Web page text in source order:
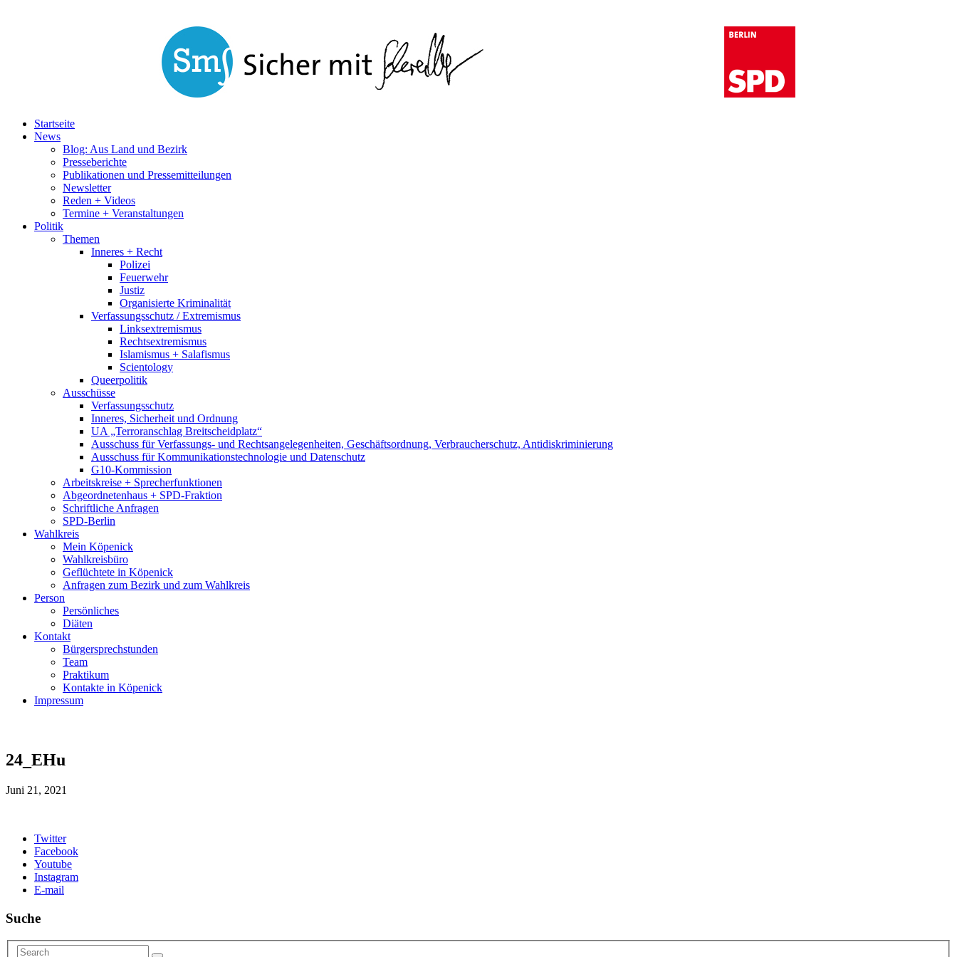
Startseite
News
Blog: Aus Land und Bezirk
Presseberichte
Publikationen und Pressemitteilungen
Newsletter
Reden + Videos
Termine + Veranstaltungen
Politik
Themen
Inneres + Recht
Polizei
Feuerwehr
Justiz
Organisierte Kriminalität
Verfassungsschutz / Extremismus
Linksextremismus
Rechtsextremismus
Islamismus + Salafismus
Scientology
Queerpolitik
Ausschüsse
Verfassungsschutz
Inneres, Sicherheit und Ordnung
UA „Terroranschlag Breitscheidplatz“
Ausschuss für Verfassungs- und Rechtsangelegenheiten, Geschäftsordnung, Verbraucherschutz, Antidiskriminierung
Ausschuss für Kommunikationstechnologie und Datenschutz
G10-Kommission
Arbeitskreise + Sprecherfunktionen
Abgeordnetenhaus + SPD-Fraktion
Schriftliche Anfragen
SPD-Berlin
Wahlkreis
Mein Köpenick
Wahlkreisbüro
Geflüchtete in Köpenick
Anfragen zum Bezirk und zum Wahlkreis
Person
Persönliches
Diäten
Kontakt
Bürgersprechstunden
Team
Praktikum
Kontakte in Köpenick
Impressum
24_EHu
Juni 21, 2021
Twitter
Facebook
Youtube
Instagram
E-mail
Suche